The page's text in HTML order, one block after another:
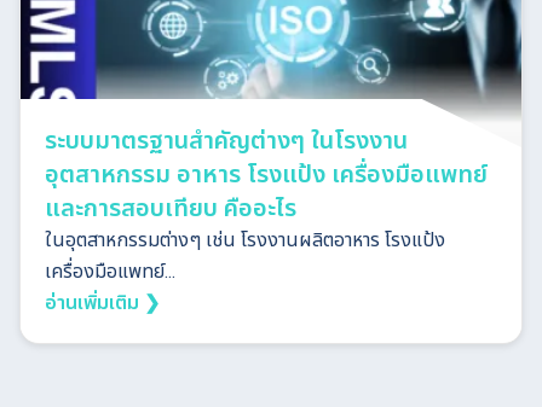
ระบบมาตรฐานสำคัญต่างๆ ในโรงงาน
อุตสาหกรรม อาหาร โรงแป้ง เครื่องมือแพทย์
และการสอบเทียบ คืออะไร
ในอุตสาหกรรมต่างๆ เช่น โรงงานผลิตอาหาร โรงแป้ง
เครื่องมือแพทย์...
อ่านเพิ่มเติม ❯